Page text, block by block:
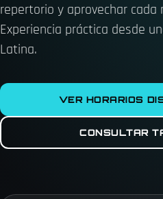
repertorio y aprovechar cada
Experiencia práctica desde
Latina.
VER HORARIOS
CONSULTAR